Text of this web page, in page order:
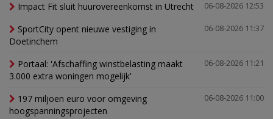
06-08-2026 12:53
Impact Fit sluit huurovereenkomst in Utrecht
06-08-2026 11:37
SportCity opent nieuwe vestiging in
Doetinchem
06-08-2026 11:21
Portaal: 'Afschaffing winstbelasting maakt
3.000 extra woningen mogelijk'
06-08-2026 11:00
197 miljoen euro voor omgeving
hoogspanningsprojecten